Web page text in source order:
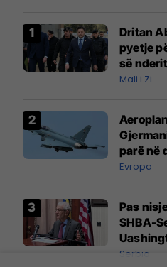
Dritan
pyetje
së
Mali i Zi
parë në
Evropa
Pas
SHBA-
Serbia